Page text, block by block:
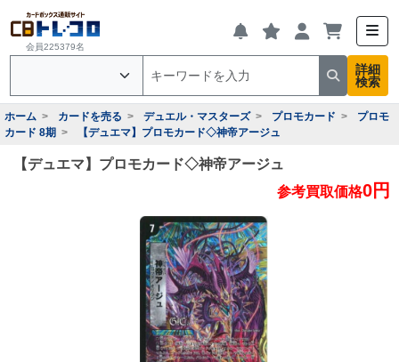
会員225379名
詳細
検索
ホーム カードを売る デュエル・マスターズ プロモカード
プロモ
カード 8期
【デュエマ】プロモカード◇神帝アージュ
【デュエマ】プロモカード◇神帝アージュ
参考買取価格0円